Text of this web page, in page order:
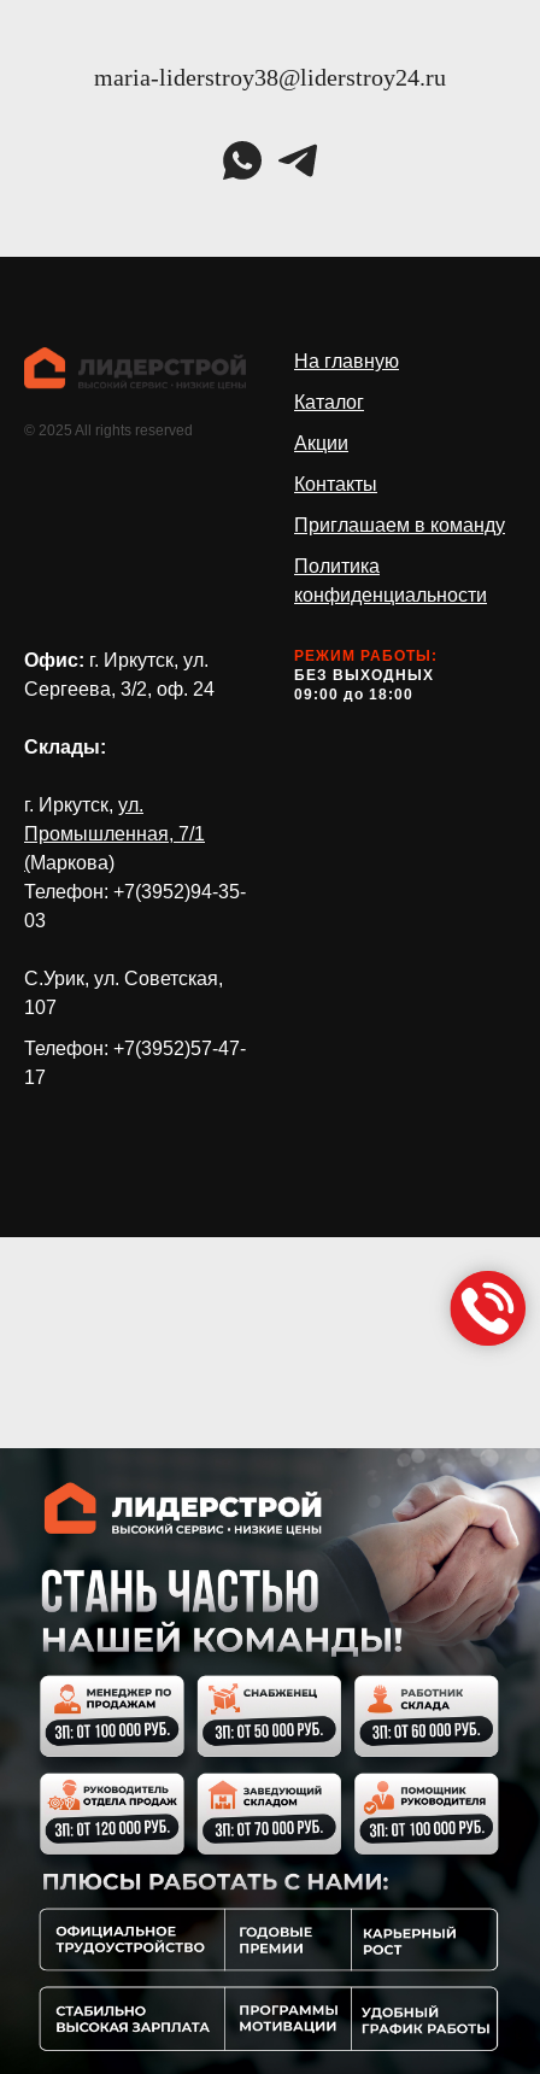
maria-liderstroy38@liderstroy24.ru
© 2025 All rights reserved
На главную
Каталог
Акции
Контакты
Приглашаем в команду
Политика
конфиденциальности
Офис: г. Иркутск, ул.
Сергеева, 3/2, оф. 24
Склады:
г. Иркутск, ул.
Промышленная, 7/1
(Маркова)
Телефон: +7(3952)94-35-
03
С.Урик, ул. Советская,
107
Телефон: +7(3952)57-47-
17
РЕЖИМ РАБОТЫ:
БЕЗ ВЫХОДНЫХ
09:00 до 18:00